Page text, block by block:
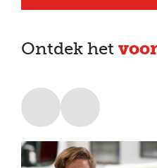
Ontdek het